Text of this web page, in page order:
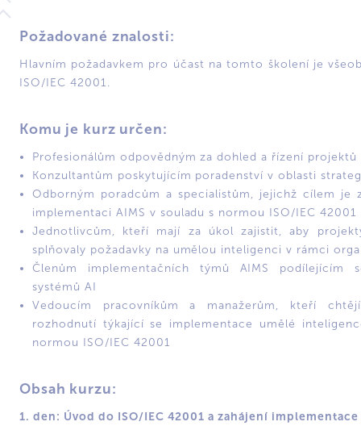
Požadované znalosti:
Hlavním požadavkem pro účast na tomto školení je
ISO/IEC 42001.
Komu je kurz určen:
Profesionálům odpovědným za dohled a řízení
Konzultantům poskytujícím poradenství v oblasti
Odborným poradcům a specialistům, jejichž cílem je
implementaci AIMS v souladu s normou ISO/IEC 42001
Jednotlivcům, kteří mají za úkol zajistit, aby
splňovaly požadavky na umělou inteligenci v rámci
Členům implementačních týmů AIMS podílejícím
systémů AI
Vedoucím pracovníkům a manažerům, kteří
rozhodnutí týkající se implementace umělé
normou ISO/IEC 42001
Obsah kurzu:
1. den: Úvod do ISO/IEC 42001 a zahájení implementace